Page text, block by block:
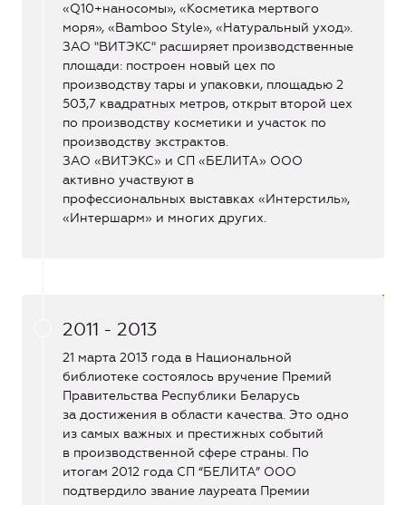
«Q10+наносомы», «Косметика мертвого
моря», «Bamboo Style», «Натуральный уход».
ЗАО "ВИТЭКС" расширяет производственные
площади: построен новый цех по
производству тары и упаковки, площадью 2
503,7 квадратных метров, открыт второй цех
по производству косметики и участок по
производству экстрактов.
ЗАО «ВИТЭКС» и СП «БЕЛИТА» ООО
активно участвуют в
профессиональных выставках «Интерстиль»,
«Интершарм» и многих других.
2011 - 2013
21 марта 2013 года в Национальной
библиотеке состоялось вручение Премий
Правительства Республики Беларусь
за достижения в области качества. Это одно
из самых важных и престижных событий
в производственной сфере страны. По
итогам 2012 года СП “БЕЛИТА” ООО
подтвердило звание лауреата Премии